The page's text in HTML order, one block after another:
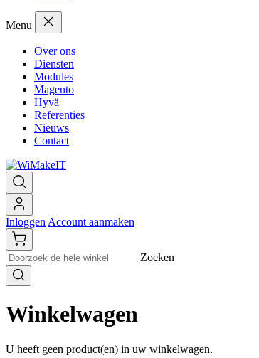
Menu
Over ons
Diensten
Modules
Magento
Hyvä
Referenties
Nieuws
Contact
Inloggen Account aanmaken
Zoeken
Winkelwagen
U heeft geen product(en) in uw winkelwagen.